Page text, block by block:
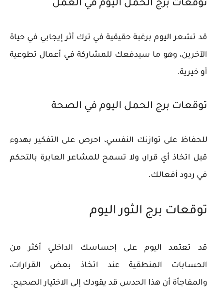
توقعات برج الحمل اليوم في العمل
قد تشعر اليوم برغبة حقيقية في ترك أثر إيجابي في حياة
الآخرين، وهو ما سيدفعك للمشاركة في أعمال تطوعية
أو خيرية.
توقعات برج الحمل اليوم في الصحة
للحفاظ على توازنك النفسي، احرص على التفكير بهدوء
قبل اتخاذ أي قرار، ولا تسمح للمشاعر العابرة بالتحكم
في ردود أفعالك.
توقعات برج الثور اليوم
قد تعتمد اليوم على إحساسك الداخلي أكثر من
الحسابات المنطقية عند اتخاذ بعض القرارات،
والمفاجأة أن هذا الحدس قد يقودك إلى الاختيار الصحيح.